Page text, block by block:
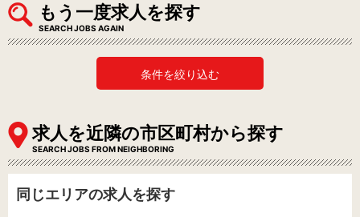
もう一度求人を探す
SEARCH JOBS AGAIN
条件を絞り込む
求人を近隣の市区町村から探す
SEARCH JOBS FROM NEIGHBORING
同じエリアの求人を探す